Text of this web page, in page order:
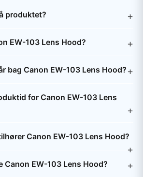
produktet?
EW-103 Lens Hood?
bag Canon EW-103 Lens Hood?
for Canon EW-103 Lens
Canon EW-103 Lens Hood?
Canon EW-103 Lens Hood?